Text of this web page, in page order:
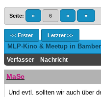
Seite: « 6 » ▼
<< Erster Letzter >>
MLP-Kino & Meetup in
Verfasser Nachricht
MaSc
Und evtl. sollten wir auch über